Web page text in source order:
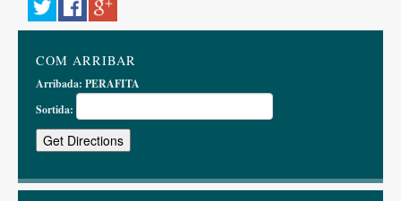
COM ARRIBAR
Arribada: PERAFITA
Sortida: